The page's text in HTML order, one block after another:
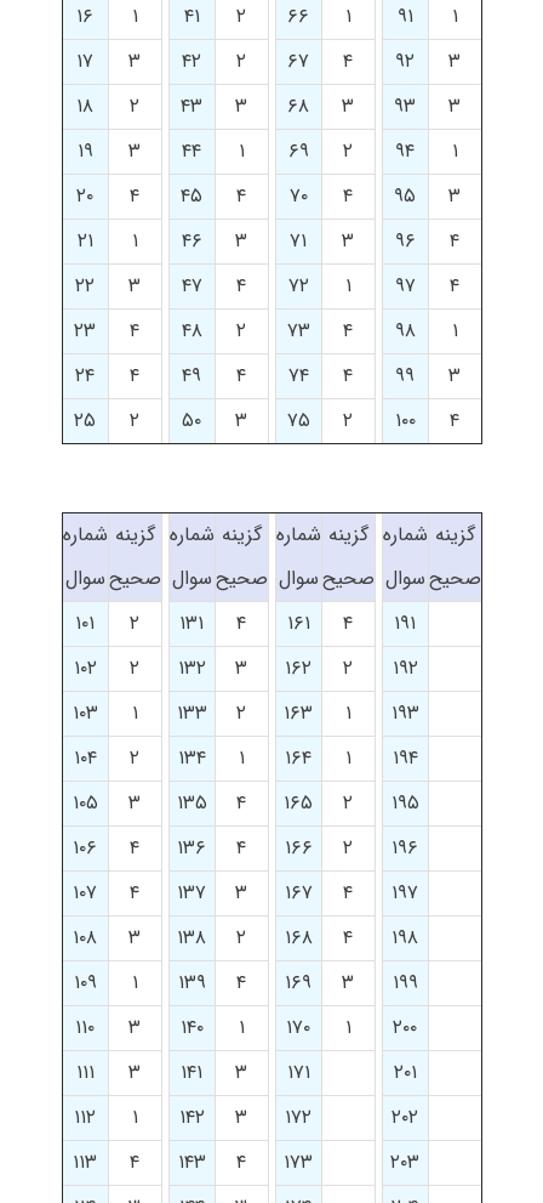
۱
۹۱ ۱ ۶۶ ۲ ۴۱ ۱
۱۶
۳
۹۲ ۴ ۶۷ ۲ ۴۲ ۳
۱۷
۳
۹۳ ۳ ۶۸ ۳ ۴۳ ۲
۱۸
۱
۹۴ ۲ ۶۹ ۱ ۴۴ ۳
۱۹
۳
۹۵ ۴ ۷۰ ۴ ۴۵ ۴
۲۰
۴
۹۶ ۳ ۷۱ ۳ ۴۶ ۱
۲۱
۴
۹۷ ۱ ۷۲ ۴ ۴۷ ۳
۲۲
۱
۹۸ ۴ ۷۳ ۲ ۴۸ ۴
۲۳
۳
۹۹ ۴ ۷۴ ۴ ۴۹ ۴
۲۴
۴
۱۰۰ ۲ ۷۵ ۳ ۵۰ ۲ ۲۵
گزینه
صحیح
شماره
سوال
گزینه
صحیح
شماره
سوال
گزینه
صحیح
شماره
سوال
گزینه
صحیح
شماره
سوال
۱۹۱
۴ ۱۶۱ ۴ ۱۳۱ ۲
۱۰۱
۱۹۲
۲ ۱۶۲ ۳ ۱۳۲ ۲
۱۰۲
۱۹۳
۱ ۱۶۳ ۲ ۱۳۳ ۱
۱۰۳
۱۹۴
۱ ۱۶۴ ۱ ۱۳۴ ۲
۱۰۴
۱۹۵
۲ ۱۶۵ ۴ ۱۳۵ ۳
۱۰۵
۱۹۶
۲ ۱۶۶ ۴ ۱۳۶ ۴
۱۰۶
۱۹۷
۴ ۱۶۷ ۳ ۱۳۷ ۴
۱۰۷
۱۹۸
۴ ۱۶۸ ۲ ۱۳۸ ۳
۱۰۸
۱۹۹
۳ ۱۶۹ ۴ ۱۳۹ ۱
۱۰۹
۲۰۰
۱ ۱۷۰ ۱ ۱۴۰ ۳
۱۱۰
۲۰۱
۱۷۱ ۳ ۱۴۱ ۳
۱۱۱
۲۰۲
۱۷۲ ۳ ۱۴۲ ۱
۱۱۲
۲۰۳
۱۷۳ ۴ ۱۴۳ ۴
۱۱۳